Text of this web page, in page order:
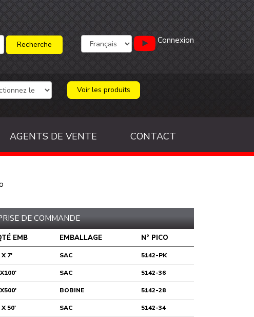
Connexion
Voir les produits
AGENTS DE VENTE CONTACT
DE COMMANDE
EMB EMBALLAGE N° PICO
X 7' SAC 5142-PK
SAC 5142-36
BOBINE 5142-28
X 50' SAC 5142-34